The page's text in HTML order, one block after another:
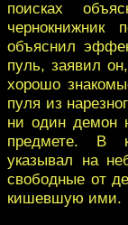
поисках
объяснил
пуль, заявил
хорошо
пуля из
ни один демон
предмете. В
указывал на
свободные от
кишевшую ими.